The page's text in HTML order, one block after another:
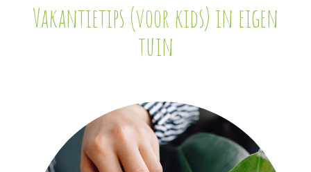
Vakantietips (voor kids) in eigen
tuin